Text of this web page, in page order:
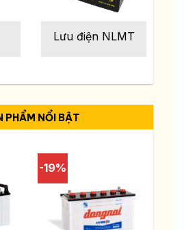
Lưu điện NLMT
PHẨM NỔI BẬT
-19%